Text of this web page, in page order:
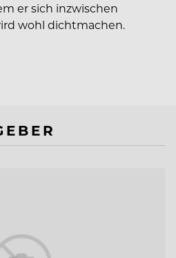
er sich inzwischen
wohl dichtmachen.